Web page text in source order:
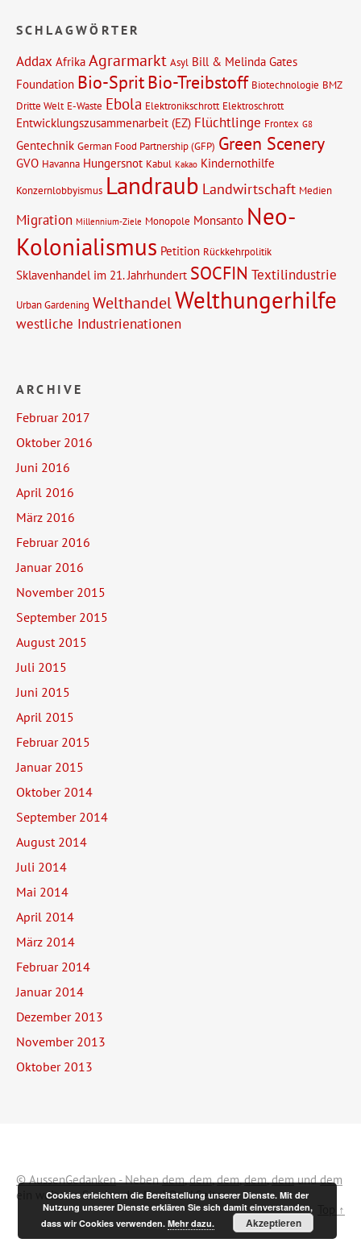
SCHLAGWÖRTER
Addax Afrika Agrarmarkt Asyl Bill & Melinda Gates
Foundation Bio-SpritBio-Treibstoff Biotechnologie BMZ
Dritte Welt E-Waste Ebola Elektronikschrott Elektroschrott
Entwicklungszusammenarbeit (EZ) Flüchtlinge Frontex G8
Gentechnik German Food Partnership (GFP) Green Scenery
GVO Havanna Hungersnot Kabul Kakao Kindernothilfe
Konzernlobbyismus Landraub Landwirtschaft Medien
Migration Millennium-Ziele Monopole Monsanto Neo-
Kolonialismus Petition Rückkehrpolitik
Sklavenhandel im 21. Jahrhundert SOCFIN Textilindustrie
Urban Gardening WelthandelWelthungerhilfe
westliche Industrienationen
ARCHIVE
Februar 2017
Oktober 2016
Juni 2016
April 2016
März 2016
Februar 2016
Januar 2016
November 2015
September 2015
August 2015
Juli 2015
Juni 2015
April 2015
Februar 2015
Januar 2015
Oktober 2014
September 2014
August 2014
Juli 2014
Mai 2014
April 2014
März 2014
Februar 2014
Januar 2014
Dezember 2013
November 2013
Oktober 2013
© AussenGedanken- Nebendem,dem,dem,dem,demunddem
ein weiterer Service der NachDenkSeiten.
Top ↑
Cookies erleichtern die Bereitstellung unserer Dienste. Mit der
Nutzung unserer Dienste erklären Sie sich damit einverstanden,
dass wir Cookies verwenden.Mehr dazu. Akzeptieren